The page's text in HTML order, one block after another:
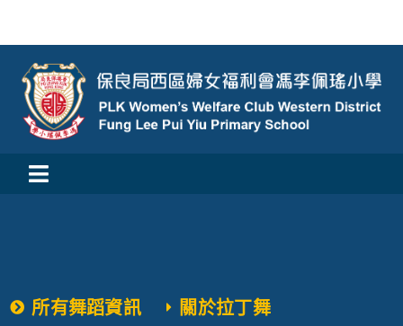
content
Toggle
學與教
所有舞蹈資訊
關於拉丁舞